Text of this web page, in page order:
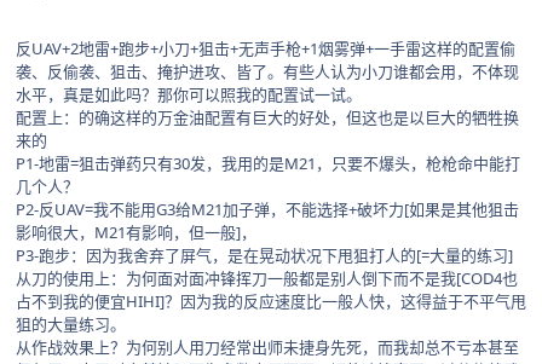
反UAV+2地雷+跑步+小刀+狙击+无声手枪+1烟雾弹+一手雷这样的配置偷
袭、反偷袭、狙击、掩护进攻、皆了。有些人认为小刀谁都会用，不体现
水平，真是如此吗？那你可以照我的配置试一试。
配置上：的确这样的万金油配置有巨大的好处，但这也是以巨大的牺牲换
来的
P1-地雷=狙击弹药只有30发，我用的是M21，只要不爆头，枪枪命中能打
几个人？
P2-反UAV=我不能用G3给M21加子弹，不能选择+破坏力[如果是其他狙击
影响很大，M21有影响，但一般]，
P3-跑步：因为我舍弃了屏气，是在晃动状况下甩狙打人的[=大量的练习]
从刀的使用上：为何面对面冲锋挥刀一般都是别人倒下而不是我[COD4也
占不到我的便宜HIHI]？因为我的反应速度比一般人快，这得益于不平气甩
狙的大量练习。
从作战效果上？为何别人用刀经常出师未捷身先死，而我却总不亏本甚至